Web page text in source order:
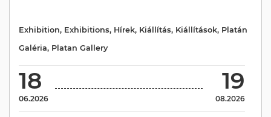
18
06.2026
19
08.2026
Exhibition, Exhibitions, Hírek, Kiállítás, Kiállítások, Platán
Galéria, Platan Gallery